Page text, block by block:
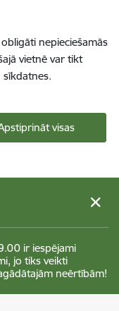
nepieciešamās
vietnē var tikt
visas
ir iespējami
jo tiks veikti
neērtībām!